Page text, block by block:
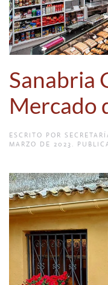
Sanabria
Mercado
ESCRITO POR
MARZO DE 2023 .